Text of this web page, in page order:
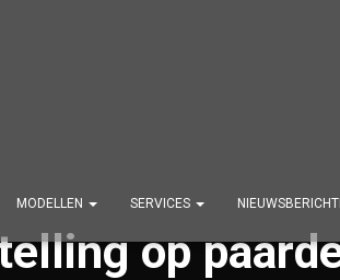
MODELLEN SERVICES
op